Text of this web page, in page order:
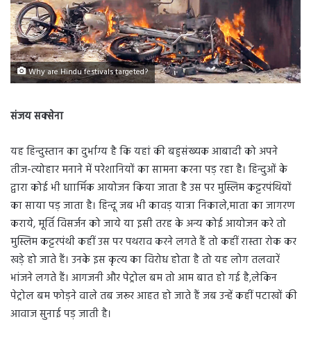
Why are Hindu festivals targeted?
संजय सक्सेना
यह हिन्दुस्तान का दुर्भाग्य है कि यहां की बहुसंख्यक आबादी को अपने
तीज-त्योहार मनाने में परेशानियों का सामना करना पड़ रहा है। हिन्दुओं के
द्वारा कोई भी धाार्मिक आयोजन किया जाता है उस पर मुस्लिम कट्टरपंथियों
का साया पड़ जाता है। हिन्दू जब भी कावड़ यात्रा निकाले,माता का जागरण
कराये, मूर्ति विसर्जन को जाये या इसी तरह के अन्य कोई आयोजन करे तो
मुस्लिम कट्टरपंथी कहीं उस पर पथराव करने लगते हैं तो कहीं रास्ता रोक कर
खड़े हो जाते हैं। उनके इस कृत्य का विरोध होता है तो यह लोग तलवारें
भांजने लगते हैं। आगजनी और पेट्रोल बम तो आम बात हो गई है,लेकिन
पेट्रोल बम फोड़ने वाले तब जरूर आहत हो जाते हैं जब उन्हें कहीं पटाखों की
आवाज सुनाई पड़ जाती है।